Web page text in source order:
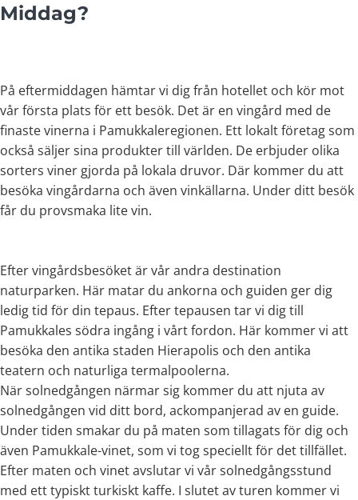
Middag?
På eftermiddagen hämtar vi dig från hotellet och kör mot
vår första plats för ett besök. Det är en vingård med de
finaste vinerna i Pamukkaleregionen. Ett lokalt företag som
också säljer sina produkter till världen. De erbjuder olika
sorters viner gjorda på lokala druvor. Där kommer du att
besöka vingårdarna och även vinkällarna. Under ditt besök
får du provsmaka lite vin.
Efter vingårdsbesöket är vår andra destination
naturparken. Här matar du ankorna och guiden ger dig
ledig tid för din tepaus. Efter tepausen tar vi dig till
Pamukkales södra ingång i vårt fordon. Här kommer vi att
besöka den antika staden Hierapolis och den antika
teatern och naturliga termalpoolerna.
När solnedgången närmar sig kommer du att njuta av
solnedgången vid ditt bord, ackompanjerad av en guide.
Under tiden smakar du på maten som tillagats för dig och
även Pamukkale-vinet, som vi tog speciellt för det tillfället.
Efter maten och vinet avslutar vi vår solnedgångsstund
med ett typiskt turkiskt kaffe. I slutet av turen kommer vi